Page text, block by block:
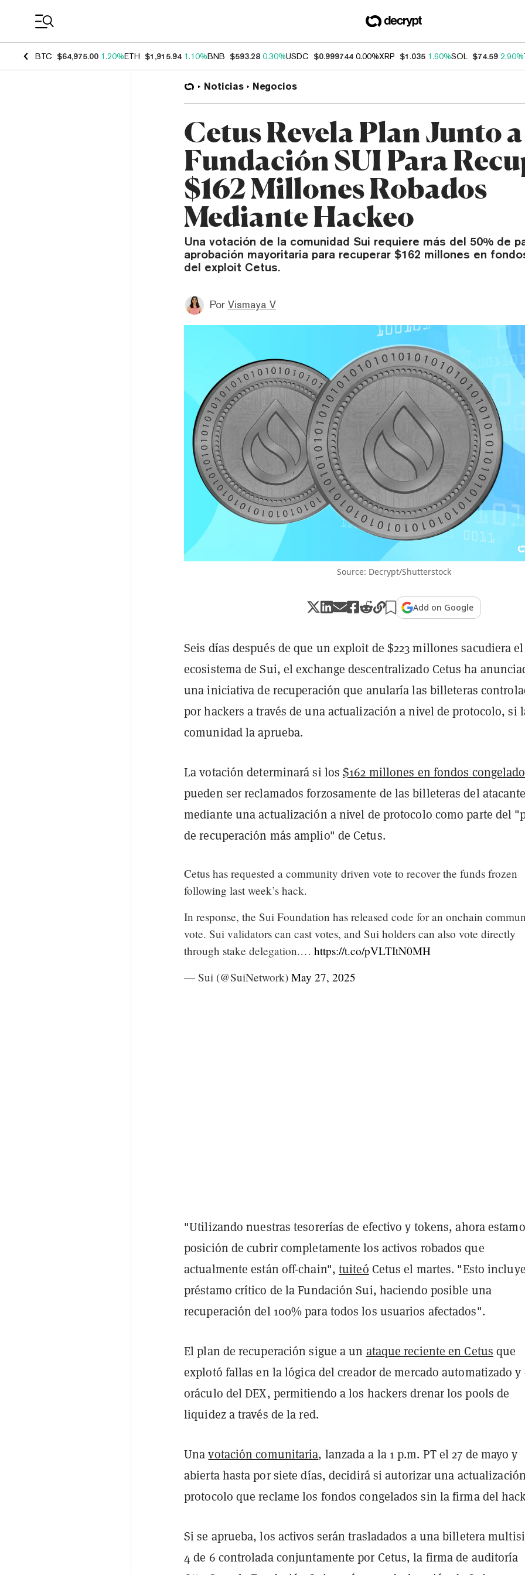
BTC $64,975.00 1.20%ETH $1,915.94 1.10%BNB $593.28 0.30%USDC $0.999744 0.00%XRP $1.035 1.60%SOL $74.59 2.90%
Noticias Negocios
Cetus Revela Plan Junto
Fundación SUI Para
$162 Millones Robados
Mediante Hackeo
Una votación de la comunidad Sui requiere más del 50% de
aprobación mayoritaria para recuperar $162 millones en
del exploit Cetus.
Por Vismaya V
Source: Decrypt/Shutterstock
Add on Google
Seis días después de que un exploit de $223 millones sacudiera el
ecosistema de Sui, el exchange descentralizado Cetus ha
una iniciativa de recuperación que anularía las billeteras
por hackers a través de una actualización a nivel de protocolo, si
comunidad la aprueba.
La votación determinará si los$162 millones en fondos
pueden ser reclamados forzosamente de las billeteras del atacante
mediante una actualización a nivel de protocolo como parte del
de recuperación más amplio" de Cetus.
Cetus has requested a community driven vote to recover the funds frozen
following last week’s hack.
In response, the Sui Foundation has released code for an onchain
vote. Sui validators can cast votes, and Sui holders can also vote directly
through stake delegation.… https://t.co/pVLTItN0MH
— Sui (@SuiNetwork) May 27, 2025
"Utilizando nuestras tesorerías de efectivo y tokens, ahora
posición de cubrir completamente los activos robados que
actualmente están off-chain",tuiteó Cetus el martes. "Esto
préstamo crítico de la Fundación Sui, haciendo posible una
recuperación del 100% para todos los usuarios afectados".
El plan de recuperaciónsigue a un ataque reciente en Cetus que
explotó fallas en la lógica del creador de mercado automatizado y
oráculo del DEX, permitiendo a los hackers drenar los pools de
liquidez a través de la red.
Unavotación comunitaria, lanzada a la 1 p.m. PT el 27 de mayo y
abierta hasta por siete días, decidirá si autorizar una
protocolo que reclame los fondos congelados sin la firma del
Si se aprueba, los activos serán trasladados a una billetera
4 de 6 controlada conjuntamente por Cetus, la firma de auditoría